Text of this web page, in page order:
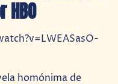
homónima de